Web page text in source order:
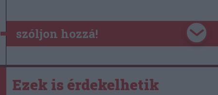
szóljon hozzá!
Ezek is érdekelhetik